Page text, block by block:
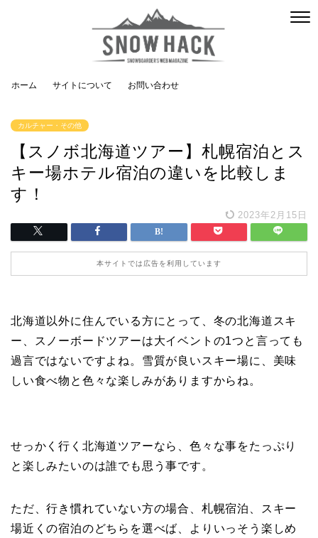
ホーム サイトについて お問い合わせ
カルチャー・その他
【スノボ北海道ツアー】札幌宿泊とス
キー場ホテル宿泊の違いを比較しま
す！
2023年2月15日
本サイトでは広告を利用しています
北海道以外に住んでいる方にとって、冬の北海道スキ
ー、スノーボードツアーは大イベントの1つと言っても
過言ではないですよね。雪質が良いスキー場に、美味
しい食べ物と色々な楽しみがありますからね。
せっかく行く北海道ツアーなら、色々な事をたっぷり
と楽しみたいのは誰でも思う事です。
ただ、行き慣れていない方の場合、札幌宿泊、スキー
場近くの宿泊のどちらを選べば、よりいっそう楽しめ